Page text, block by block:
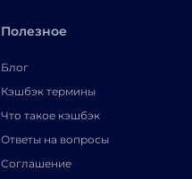
Полезное
Блог
Кэшбэк термины
Что такое кэшбэк
Ответы на вопросы
Соглашение